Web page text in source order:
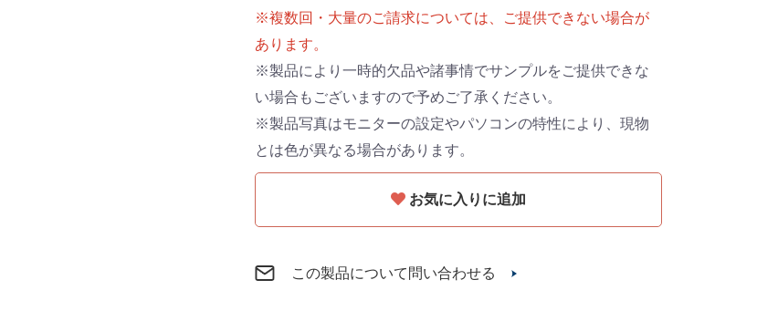
※複数回・大量のご請求については、ご提供できない場合が
あります。
※製品により一時的欠品や諸事情でサンプルをご提供できな
い場合もございますので予めご了承ください。
※製品写真はモニターの設定やパソコンの特性により、現物
とは色が異なる場合があります。
お気に入りに追加
この製品について問い合わせる